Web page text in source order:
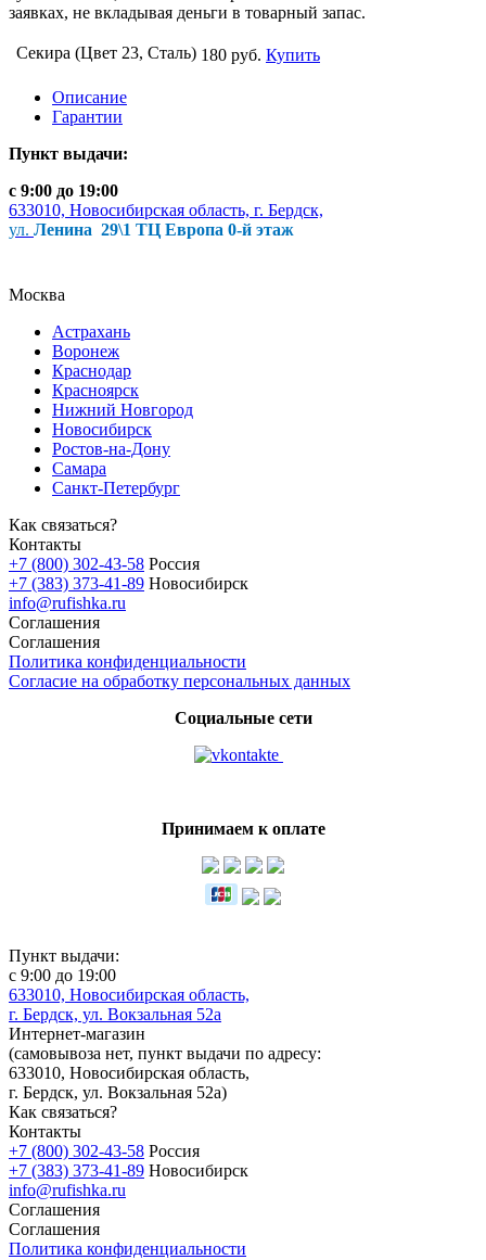
заявках, не вкладывая деньги в товарный запас.
Секира (Цвет 23, Сталь) 180 руб. Купить
Описание
Гарантии
Пункт выдачи:
с 9:00 до 19:00
633010, Новосибирская область, г. Бердск,
ул. Ленина 29\1 ТЦ Европа 0-й этаж
Москва
Астрахань
Воронеж
Краснодар
Красноярск
Нижний Новгород
Новосибирск
Ростов-на-Дону
Самара
Санкт-Петербург
Как связаться?
Контакты
+7 (800) 302-43-58 Россия
+7 (383) 373-41-89 Новосибирск
info@rufishka.ru
Соглашения
Соглашения
Политика конфиденциальности
Согласие на обработку персональных данных
Социальные сети
Принимаем к оплате
Пункт выдачи:
с 9:00 до 19:00
633010, Новосибирская область,
г. Бердск, ул. Вокзальная 52а
Интернет-магазин
(самовывоза нет, пункт выдачи по адресу:
633010, Новосибирская область,
г. Бердск, ул. Вокзальная 52а)
Как связаться?
Контакты
+7 (800) 302-43-58 Россия
+7 (383) 373-41-89 Новосибирск
info@rufishka.ru
Соглашения
Соглашения
Политика конфиденциальности